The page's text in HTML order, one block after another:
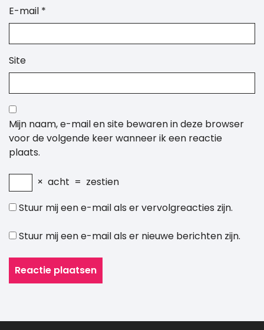
E-mail *
Site
Mijn naam, e-mail en site bewaren in deze browser
voor de volgende keer wanneer ik een reactie
plaats.
× acht = zestien
Stuur mij een e-mail als er vervolgreacties zijn.
Stuur mij een e-mail als er nieuwe berichten zijn.